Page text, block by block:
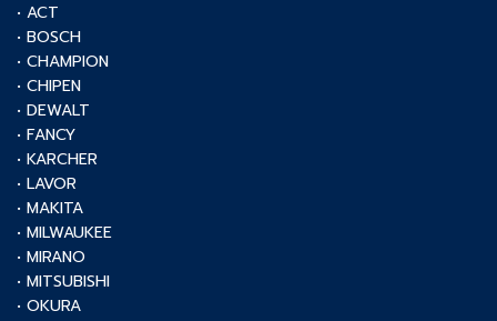
• ACT
• BOSCH
• CHAMPION
• CHIPEN
• DEWALT
• FANCY
• KARCHER
• LAVOR
• MAKITA
• MILWAUKEE
• MIRANO
• MITSUBISHI
• OKURA